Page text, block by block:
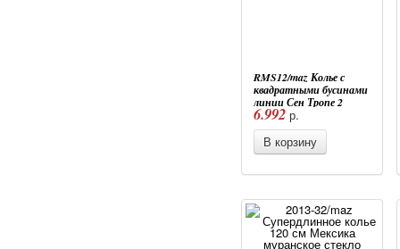
RMS12/maz Колье с
квадратными бусинами
линии Сен Тропе 2
цвета муранское стекло
6.992 р.
В корзину